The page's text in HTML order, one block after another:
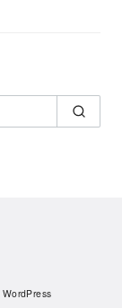
WordPress